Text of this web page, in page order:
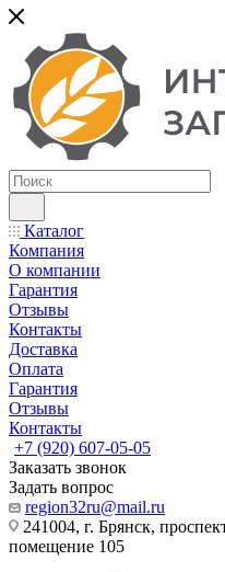
Каталог
Компания
О компании
Гарантия
Отзывы
Контакты
Доставка
Оплата
Гарантия
Отзывы
Контакты
+7 (920) 607-05-05
Заказать звонок
Задать вопрос
region32ru@mail.ru
241004, г. Брянск,
помещение 105